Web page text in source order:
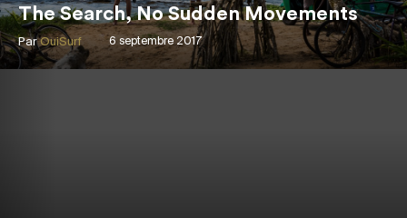
The Search, No Sudden Movements
6 septembre 2017
Par OuiSurf